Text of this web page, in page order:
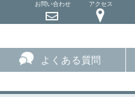
お問い合わせ アクセス
よくある質問